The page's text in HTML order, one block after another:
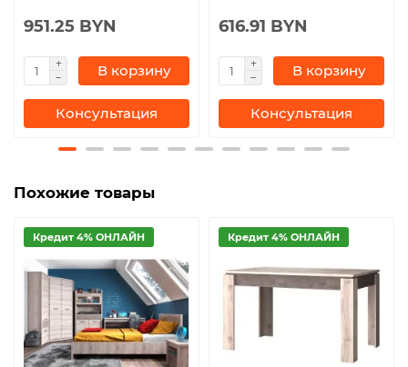
951.25 BYN
В корзину
Консультация
616.91 BYN
В корзину
Консультация
Похожие товары
Кредит 4% ОНЛАЙН Кредит 4% ОНЛАЙН